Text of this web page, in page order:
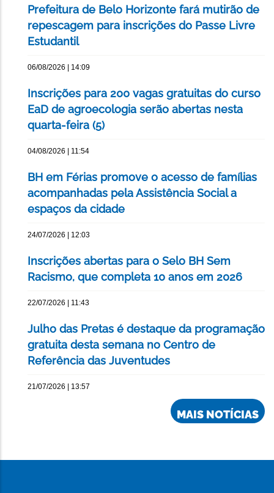
Prefeitura de Belo Horizonte fará mutirão de
repescagem para inscrições do Passe Livre
Estudantil
06/08/2026 | 14:09
Inscrições para 200 vagas gratuitas do curso
EaD de agroecologia serão abertas nesta
quarta-feira (5)
04/08/2026 | 11:54
BH em Férias promove o acesso de famílias
acompanhadas pela Assistência Social a
espaços da cidade
24/07/2026 | 12:03
Inscrições abertas para o Selo BH Sem
Racismo, que completa 10 anos em 2026
22/07/2026 | 11:43
Julho das Pretas é destaque da programação
gratuita desta semana no Centro de
Referência das Juventudes
21/07/2026 | 13:57
MAIS NOTÍCIAS